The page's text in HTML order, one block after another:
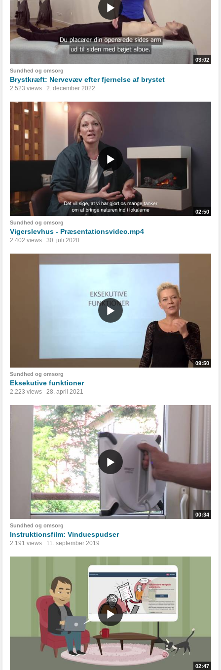
03:02
Sundhed og omsorg
Brystkræft: Nervevæv efter fjernelse af brystet
2.523 views 2. december 2022
02:50
Sundhed og omsorg
Vigerslevhus - Præsentationsvideo.mp4
2.402 views 30. juli 2020
09:50
Sundhed og omsorg
Eksekutive funktioner
2.223 views 28. april 2021
00:34
Sundhed og omsorg
Instruktionsfilm: Vinduespudser
2.191 views 11. september 2019
02:47